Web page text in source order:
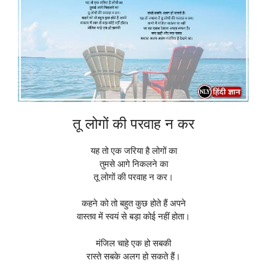
तू लोगों की परवाह न कर
यह तो एक जरिया है लोगों का
तुमसे आगे निकलने का
तू लोगों की परवाह न कर।
कहने को तो बहुत कुछ होते हैं अपने
वास्तव में स्वयं से बड़ा कोई नहीं होता।
मंजिल चाहे एक हो सबकी
रास्ते सबके अलग हो सकते हैं।